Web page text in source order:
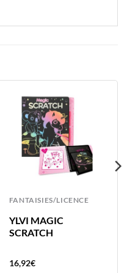
FANTAISIES/LICENCE
YLVI MAGIC
SCRATCH
16,92€